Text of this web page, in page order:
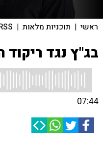
ראשי | תוכניות מלאות |
בג"ץ נגד ריקוד
07:44